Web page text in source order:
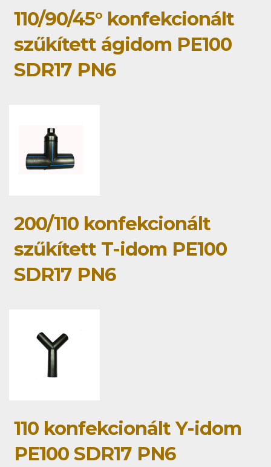
110/90/45° konfekcionált
szűkített ágidom PE100
SDR17 PN6
200/110 konfekcionált
szűkített T-idom PE100
SDR17 PN6
110 konfekcionált Y-idom
PE100 SDR17 PN6